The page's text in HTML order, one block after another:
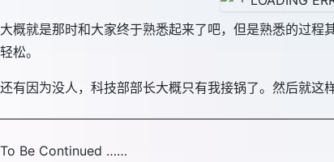
大概就是那时和大家终于熟悉起来了吧，但是熟悉的过
轻松。
还有因为没人，科技部部长大概只有我接锅了。然后就这
To Be Continued ……